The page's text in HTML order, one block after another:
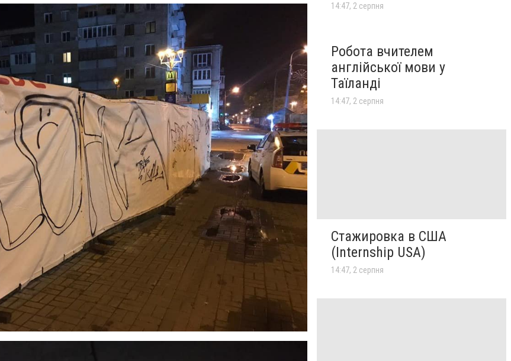
14:47, 2 серпня
Робота вчителем
англійської мови у
Таїланді
14:47, 2 серпня
Стажировка в США
(Internship USA)
14:47, 2 серпня